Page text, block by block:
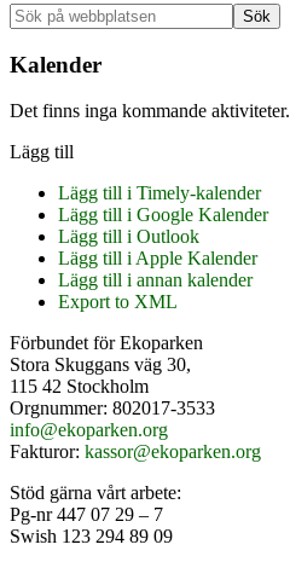
Primärt
sidofält
Sök
på
webbplatsen
Kalender
Det finns inga kommande aktiviteter.
Lägg till
Lägg till i Timely-kalender
Lägg till i Google Kalender
Lägg till i Outlook
Lägg till i Apple Kalender
Lägg till i annan kalender
Export to XML
Footer
Förbundet för Ekoparken
Stora Skuggans väg 30,
115 42 Stockholm
Orgnummer: 802017-3533
info@ekoparken.org
Fakturor: kassor@ekoparken.org
Stöd gärna vårt arbete:
Pg-nr 447 07 29 – 7
Swish 123 294 89 09